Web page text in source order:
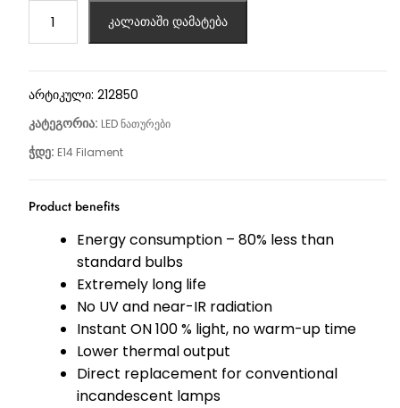
კალათაში დამატება
არტიკული: 212850
კატეგორია: LED ნათურები
ჭდე: E14 Filament
Product benefits
Energy consumption – 80% less than
standard bulbs
Extremely long life
No UV and near-IR radiation
Instant ON 100 % light, no warm-up time
Lower thermal output
Direct replacement for conventional
incandescent lamps